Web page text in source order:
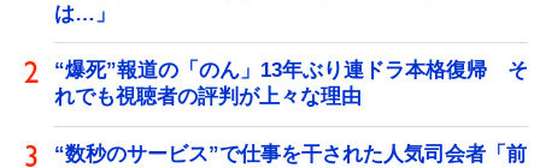
は…」
“爆死”報道の「のん」13年ぶり連ドラ本格復帰 そ
れでも視聴者の評判が上々な理由
“数秒のサービス”で仕事を干された人気司会者「前